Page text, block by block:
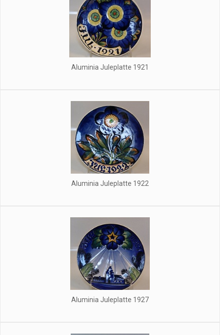
Aluminia Juleplatte 1921
Aluminia Juleplatte 1922
Aluminia Juleplatte 1927